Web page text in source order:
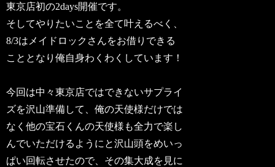
東京店初の2days開催です。
そしてやりたいことを全て叶えるべく、
8/3はメイドロックさんをお借りできる
こととなり俺自身わくわくしています！
今回は中々東京店ではできないサプライ
ズを沢山準備して、俺の天使様だけでは
なく他の宝石くんの天使様も全力で楽し
んでいただけるようにと沢山頭をめいっ
ぱい回転させたので、その集大成を見に